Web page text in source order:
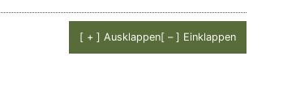
[ + ] Ausklappen[ – ] Einklappen